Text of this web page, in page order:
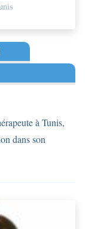
à Tunis,
dans son